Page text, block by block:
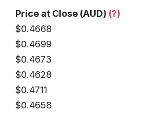
Price at Close (AUD) (?)
$0.4668
$0.4699
$0.4673
$0.4628
$0.4711
$0.4658